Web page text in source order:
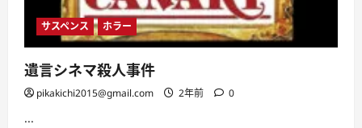
サスペンス ホラー
遺言シネマ殺人事件
pikakichi2015@gmail.com 2年前 0
...